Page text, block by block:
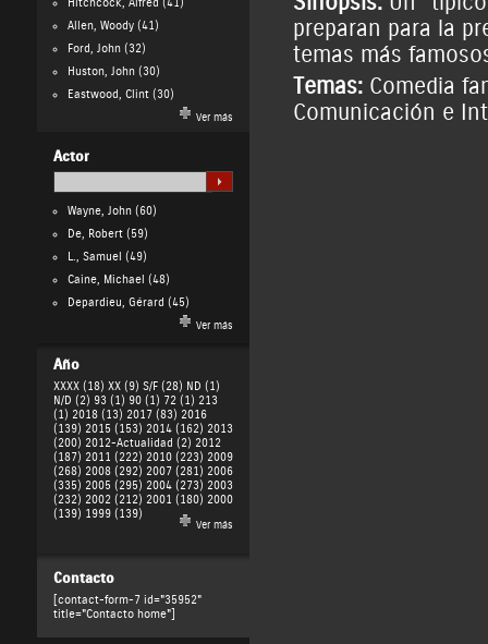
Allen, Woody(41)
Ford, John(32)
Huston, John(30)
Eastwood, Clint(30)
Ver más
Actor
Wayne, John(60)
De, Robert(59)
L., Samuel (49)
Caine, Michael (48)
Depardieu, Gérard (45)
Ver más
Año
XXXX (18) XX (9) S/F (28) ND (1)
N/D (2) 93 (1) 90 (1) 72 (1) 213
(1) 2018 (13) 2017 (83) 2016
(139) 2015 (153) 2014 (162) 2013
(200) 2012-Actualidad (2) 2012
(187) 2011 (222) 2010 (223) 2009
(268) 2008 (292) 2007 (281) 2006
(335) 2005 (295) 2004 (273) 2003
(232) 2002 (212) 2001 (180) 2000
(139) 1999 (139)
Ver más
Contacto
[contact-form-7 id="35952"
title="Contacto home"]
preparan para la
temas más
Temas: Comedia
Comunicación e